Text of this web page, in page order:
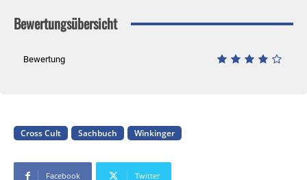
Bewertungsübersicht
Bewertung
Cross Cult Sachbuch Winkinger
Facebook Twitter